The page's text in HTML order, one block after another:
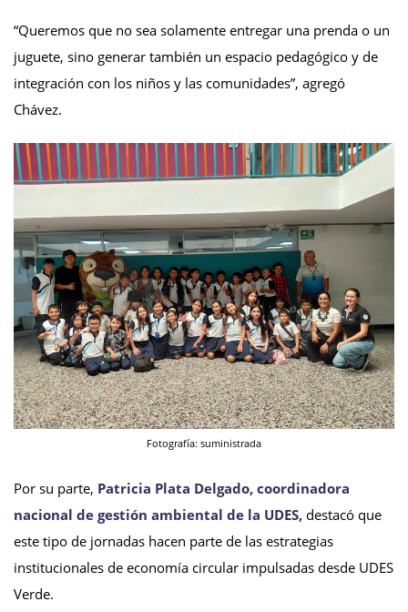
“Queremos que no sea solamente entregar una prenda o un
juguete, sino generar también un espacio pedagógico y de
integración con los niños y las comunidades”, agregó
Chávez.
Fotografía: suministrada
Por su parte, Patricia Plata Delgado, coordinadora
nacional de gestión ambiental de la UDES, destacó que
este tipo de jornadas hacen parte de las estrategias
institucionales de economía circular impulsadas desde UDES
Verde.